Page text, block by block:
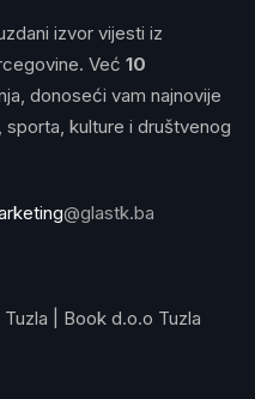
izvor vijesti iz
Već 10
donoseći vam najnovije
kulture i društvenog
@glastk.ba
| Book d.o.o Tuzla